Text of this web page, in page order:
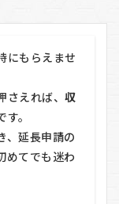
にもらえませ
さえれば、収
す。
、延長申請の
めてでも迷わ